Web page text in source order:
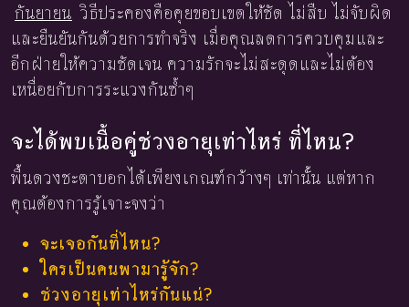
กันยายน วิธีประคองคือคุยขอบเขตให้ชัด ไม่สืบ ไม่จับผิด
และยืนยันกันด้วยการทำจริง เมื่อคุณลดการควบคุมและ
อีกฝ่ายให้ความชัดเจน ความรักจะไม่สะดุดและไม่ต้อง
เหนื่อยกับการระแวงกันซ้ำๆ
จะได้พบเนื้อคู่ช่วงอายุเท่าไหร่ ที่ไหน?
พื้นดวงชะตาบอกได้เพียงเกณฑ์กว้างๆ เท่านั้น แต่หาก
คุณต้องการรู้เจาะจงว่า
จะเจอกันที่ไหน?
ใครเป็นคนพามารู้จัก?
ช่วงอายุเท่าไหร่กันแน่?